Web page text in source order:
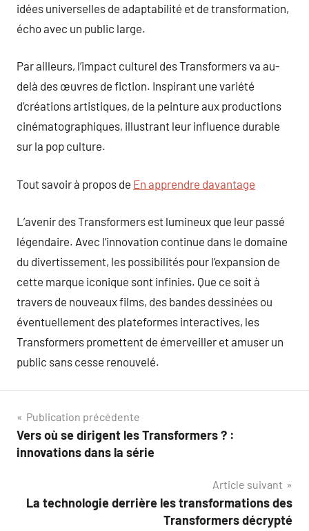
idées universelles de adaptabilité et de transformation,
écho avec un public large.
Par ailleurs, l’impact culturel des Transformers va au-
delà des œuvres de fiction. Inspirant une variété
d’créations artistiques, de la peinture aux productions
cinématographiques, illustrant leur influence durable
sur la pop culture.
Tout savoir à propos de En apprendre davantage
L’avenir des Transformers est lumineux que leur passé
légendaire. Avec l’innovation continue dans le domaine
du divertissement, les possibilités pour l’expansion de
cette marque iconique sont infinies. Que ce soit à
travers de nouveaux films, des bandes dessinées ou
éventuellement des plateformes interactives, les
Transformers promettent de émerveiller et amuser un
public sans cesse renouvelé.
Navigation
de
Publication précédente
Vers où se dirigent les Transformers ? :
innovations dans la série
Article suivant
La technologie derrière les transformations des
Transformers décrypté